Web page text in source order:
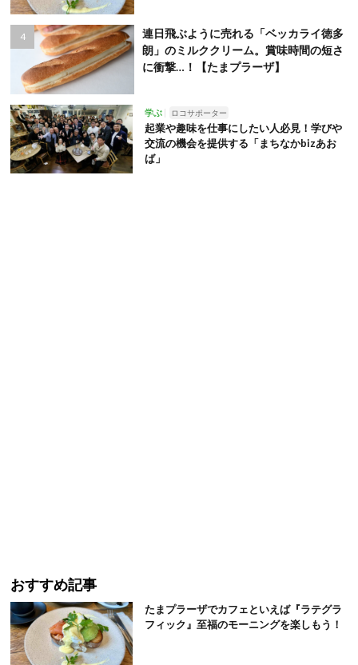
連日飛ぶように売れる「ベッカライ徳多
朗」のミルククリーム。賞味時間の短さ
に衝撃…！【たまプラーザ】
学ぶ ロコサポーター
起業や趣味を仕事にしたい人必見！学びや
交流の機会を提供する「まちなかbizあお
ば」
おすすめ記事
たまプラーザでカフェといえば『ラテグラ
フィック』至福のモーニングを楽しもう！